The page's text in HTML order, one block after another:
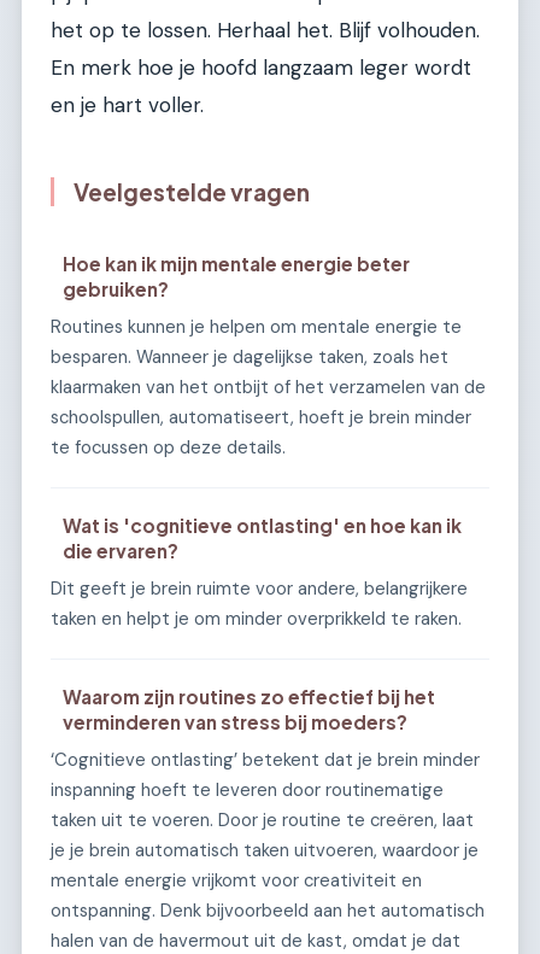
het op te lossen. Herhaal het. Blijf volhouden.
En merk hoe je hoofd langzaam leger wordt
en je hart voller.
Veelgestelde vragen
Hoe kan ik mijn mentale energie beter
gebruiken?
Routines kunnen je helpen om mentale energie te
besparen. Wanneer je dagelijkse taken, zoals het
klaarmaken van het ontbijt of het verzamelen van de
schoolspullen, automatiseert, hoeft je brein minder
te focussen op deze details.
Wat is 'cognitieve ontlasting' en hoe kan ik
die ervaren?
Dit geeft je brein ruimte voor andere, belangrijkere
taken en helpt je om minder overprikkeld te raken.
Waarom zijn routines zo effectief bij het
verminderen van stress bij moeders?
‘Cognitieve ontlasting’ betekent dat je brein minder
inspanning hoeft te leveren door routinematige
taken uit te voeren. Door je routine te creëren, laat
je je brein automatisch taken uitvoeren, waardoor je
mentale energie vrijkomt voor creativiteit en
ontspanning. Denk bijvoorbeeld aan het automatisch
halen van de havermout uit de kast, omdat je dat